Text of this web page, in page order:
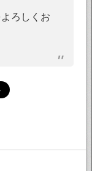
ろしくお